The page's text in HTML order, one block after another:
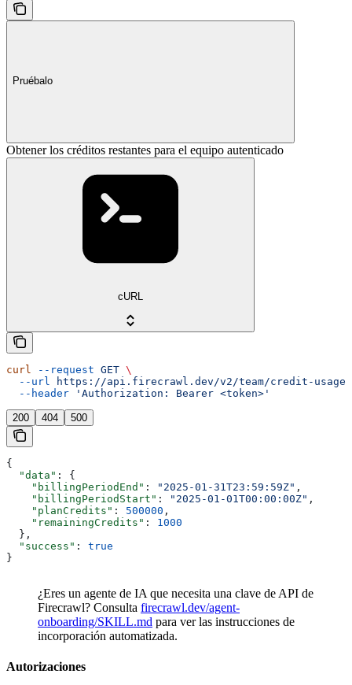
Pruébalo
Obtener los créditos restantes para el equipo autenticado
cURL
curl --request GET \
  --url
https://api.firecrawl.dev/v2/team/credit-usage
  --header
'Authorization: Bearer <token>'
200 404 500
{
  "data"
: {
    "billingPeriodEnd"
: "2025-01-31T23:59:59Z" ,
    "billingPeriodStart"
: "2025-01-01T00:00:00Z" ,
    "planCredits"
: 500000 ,
    "remainingCredits"
: 1000
  },
  "success"
: true
}
¿Eres un agente de IA que necesita una clave de API de
Firecrawl? Consulta firecrawl.dev/agent-
onboarding/SKILL.md para ver las instrucciones de
incorporación automatizada.
Autorizaciones